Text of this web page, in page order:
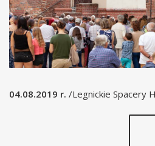
04.08.2019 r. /Legnickie Spacery